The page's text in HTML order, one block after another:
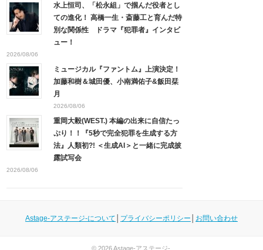
水上恒司、「松永組」で掴んだ役者とし
ての進化！ 高橋一生・斎藤工と育んだ特
別な関係性 ドラマ『犯罪者』インタビ
ュー！
2026/08/06
ミュージカル『ファントム』上演決定！
加藤和樹＆城田優、小南満佑子&飯田栞
月
2026/08/06
重岡大毅(WEST.) 本編の出来に自信たっ
ぷり！！『5秒で完全犯罪を生成する方
法』人類初?! ＜生成AI＞と一緒に完成披
露試写会
2026/08/06
Astage-アステージ-について プライバシーポリシー お問い合わせ
© 2026Astage-アステージ-